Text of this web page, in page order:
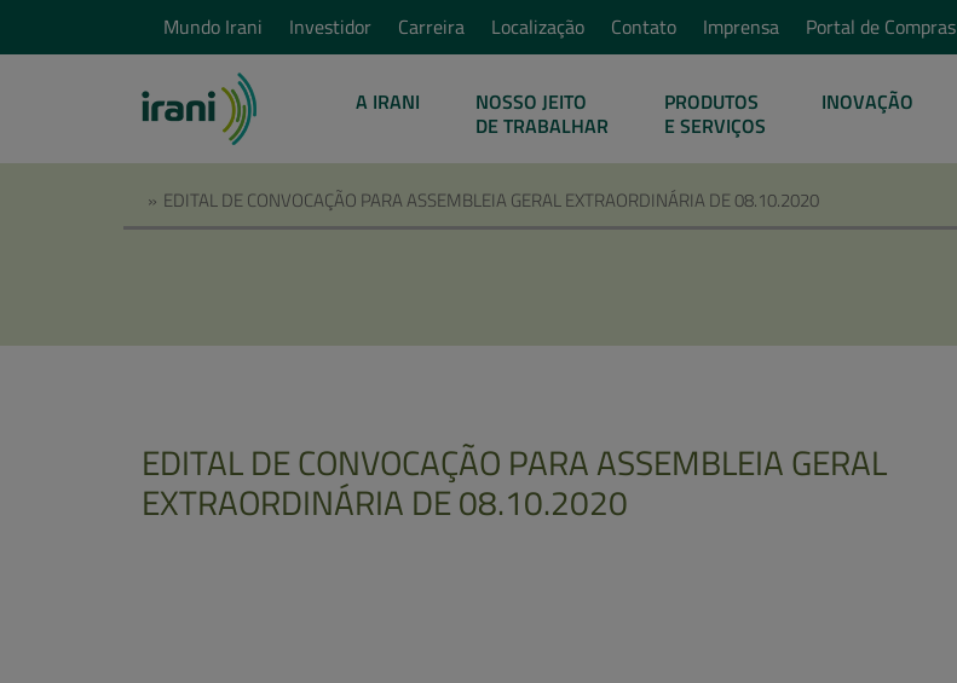
Mundo Irani Investidor Carreira Localização Contato Imprensa Portal de Compras
A IRANI
NOSSO JEITO
DE TRABALHAR
PRODUTOS
E SERVIÇOS
INOVAÇÃO
» EDITAL DE CONVOCAÇÃO PARA ASSEMBLEIA GERAL EXTRAORDINÁRIA DE 08.10.2020
EDITAL DE CONVOCAÇÃO PARA ASSEMBLEIA GERAL
EXTRAORDINÁRIA DE 08.10.2020